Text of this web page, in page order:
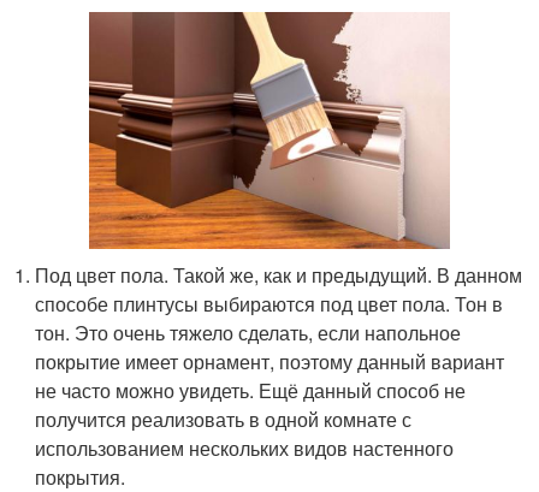
Под цвет пола. Такой же, как и предыдущий. В данном
способе плинтусы выбираются под цвет пола. Тон в
тон. Это очень тяжело сделать, если напольное
покрытие имеет орнамент, поэтому данный вариант
не часто можно увидеть. Ещё данный способ не
получится реализовать в одной комнате с
использованием нескольких видов настенного
покрытия.